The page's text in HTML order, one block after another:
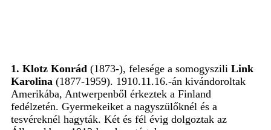
1. Klotz Konrád (1873-), felesége a somogyszili Link
Karolina (1877-1959). 1910.11.16.-án kivándoroltak
Amerikába, Antwerpenből érkeztek a Finland
fedélzetén. Gyermekeiket a nagyszülőknél és a
tesvéreknél hagyták. Két és fél évig dolgoztak az